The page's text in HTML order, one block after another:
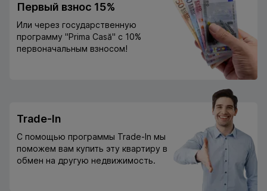
Первый взнос 15%
Или через государственную
программу "Prima Casă" с 10%
первоначальным взносом!
Trade-In
С помощью программы Trade-In мы
поможем вам купить эту квартиру в
обмен на другую недвижимость.